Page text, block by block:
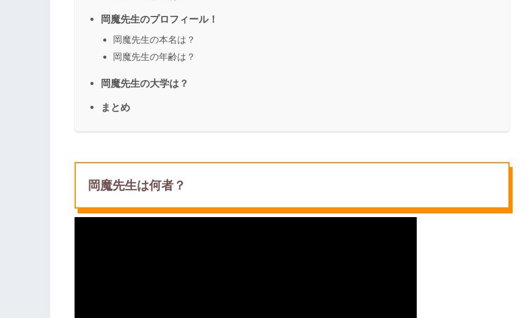
岡魔先生のプロフィール！
岡魔先生の本名は？
岡魔先生の年齢は？
岡魔先生の大学は？
まとめ
岡魔先生は何者？